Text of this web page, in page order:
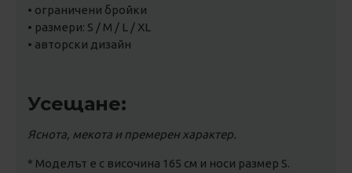
• ограничени бройки
• размери: S / M / L / XL
• авторски дизайн
Усещане:
Яснота, мекота и премерен характер.
* Моделът е с височина 165 см и носи размер S.